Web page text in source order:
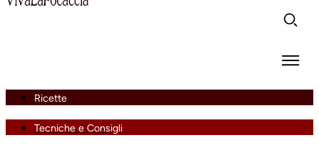
Ricette
Tecniche e Consigli